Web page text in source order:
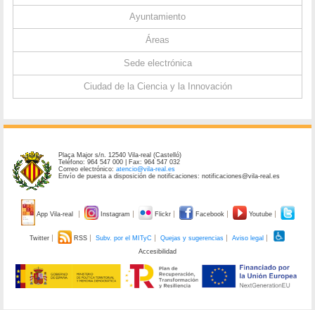
Ayuntamiento
Áreas
Sede electrónica
Ciudad de la Ciencia y la Innovación
Plaça Major s/n. 12540 Vila-real (Castelló)
Teléfono: 964 547 000 | Fax: 964 547 032
Correo electrónico:atencio@vila-real.es
Envío de puesta a disposición de notificaciones: notificaciones@vila-real.es
App Vila-real Instagram Flickr Facebook Youtube
Twitter RSS Subv. por el MITyC Quejas y sugerencias
Aviso legal
Accesibilidad